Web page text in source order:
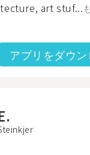
art stuf...
アプリをダウ